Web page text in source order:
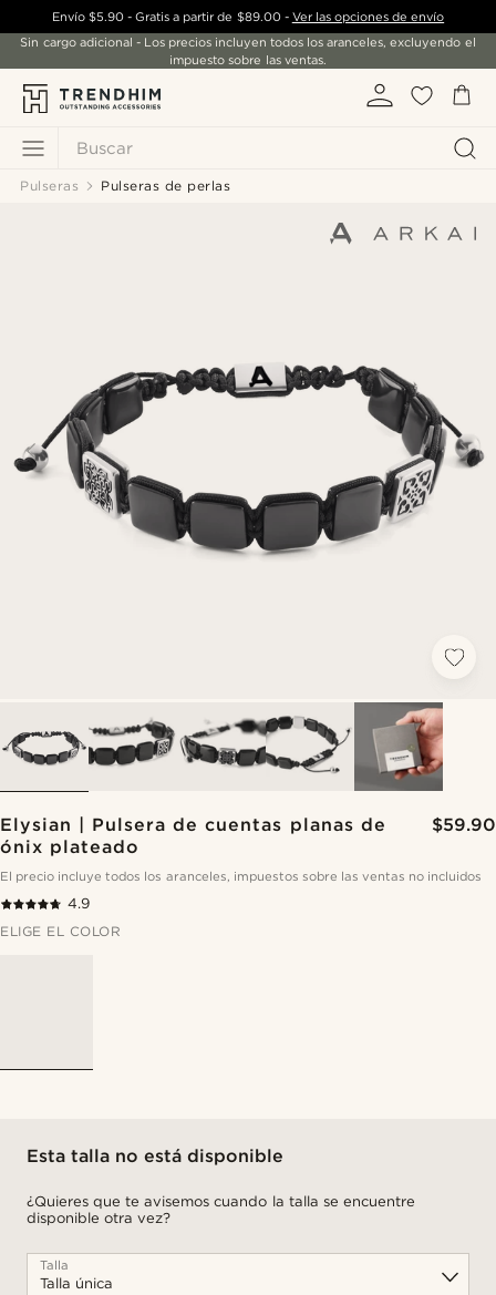
Buscar
Envío $5.90- Gratis a partir de $89.00- Ver las opciones de envío
Sin cargo adicional - Los precios incluyen todos los aranceles, excluyendo el
impuesto sobre las ventas.
Pulseras Pulseras de perlas
Elysian | Pulsera de cuentas planas de
ónix plateado
$59.90
El precio incluye todos los aranceles, impuestos sobre las ventas no incluidos
4.9
ELIGE EL COLOR
Esta talla no está disponible
¿Quieres que te avisemos cuando la talla se encuentre
disponible otra vez?
Talla